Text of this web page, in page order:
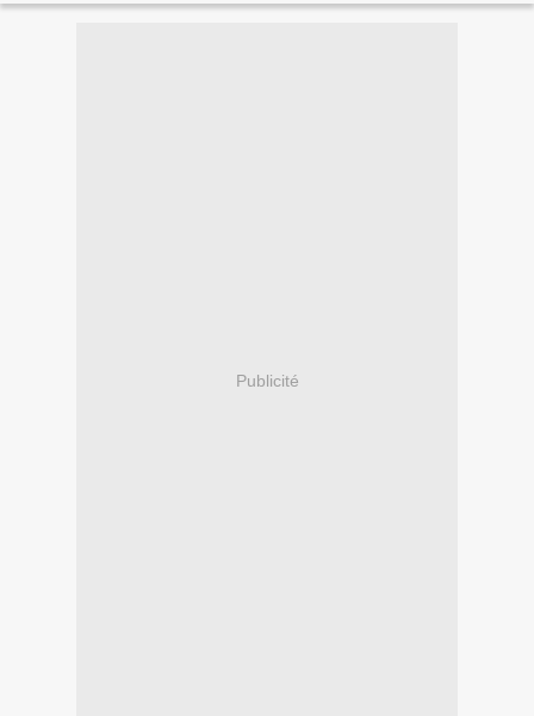
Publicité